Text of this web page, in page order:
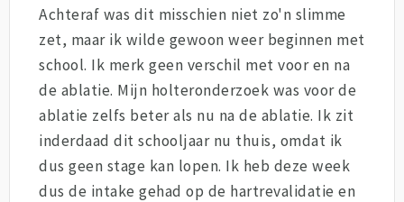
Achteraf was dit misschien niet zo'n slimme
zet, maar ik wilde gewoon weer beginnen met
school. Ik merk geen verschil met voor en na
de ablatie. Mijn holteronderzoek was voor de
ablatie zelfs beter als nu na de ablatie. Ik zit
inderdaad dit schooljaar nu thuis, omdat ik
dus geen stage kan lopen. Ik heb deze week
dus de intake gehad op de hartrevalidatie en